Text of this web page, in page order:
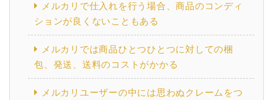
メルカリで仕入れを行う場合、商品のコンディ
ションが良くないこともある
メルカリでは商品ひとつひとつに対しての梱
包、発送、送料のコストがかかる
メルカリユーザーの中には思わぬクレームをつ